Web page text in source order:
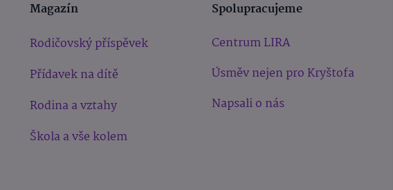
Magazín
Rodičovský příspěvek
Přídavek na dítě
Rodina a vztahy
Škola a vše kolem
Spolupracujeme
Centrum LIRA
Úsměv nejen pro Kryštofa
Napsali o nás